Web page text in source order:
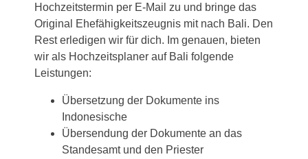
Hochzeitstermin per E-Mail zu und bringe das
Original Ehefähigkeitszeugnis mit nach Bali. Den
Rest erledigen wir für dich. Im genauen, bieten
wir als Hochzeitsplaner auf Bali folgende
Leistungen:
Übersetzung der Dokumente ins
Indonesische
Übersendung der Dokumente an das
Standesamt und den Priester